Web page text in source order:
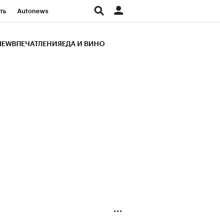
Autonews
ВПЕЧАТЛЕНИЯ ЕДА И ВИНО